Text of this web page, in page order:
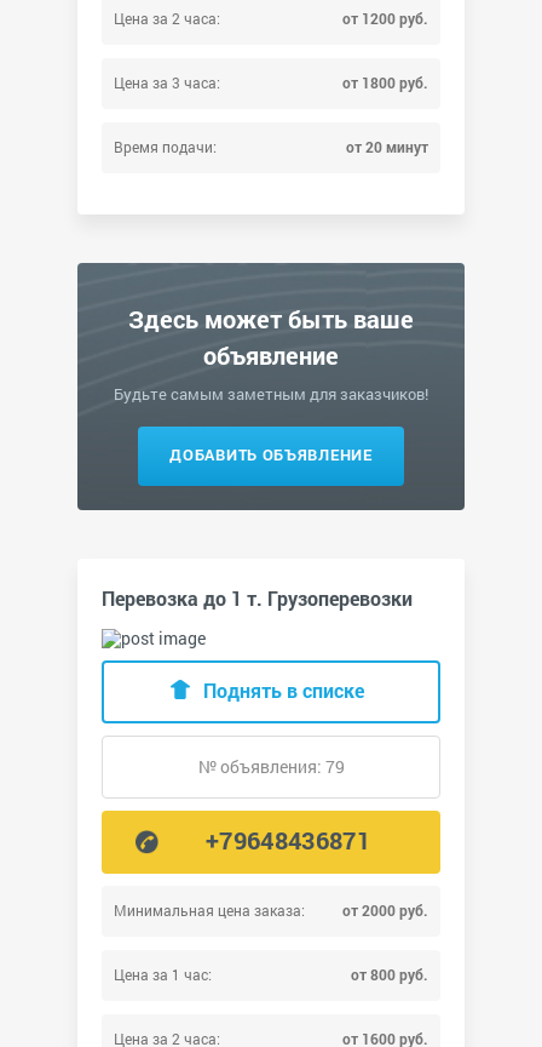
Цена за 2 часа: от 1200 руб.
Цена за 3 часа: от 1800 руб.
Время подачи: от 20 минут
Здесь может быть ваше
объявление
Будьте самым заметным для заказчиков!
ДОБАВИТЬ ОБЪЯВЛЕНИЕ
Перевозка до 1 т. Грузоперевозки
Минимальная цена заказа: от 2000 руб.
Цена за 1 час: от 800 руб.
Цена за 2 часа: от 1600 руб.
Поднять в списке
№ объявления: 79
+79648436871